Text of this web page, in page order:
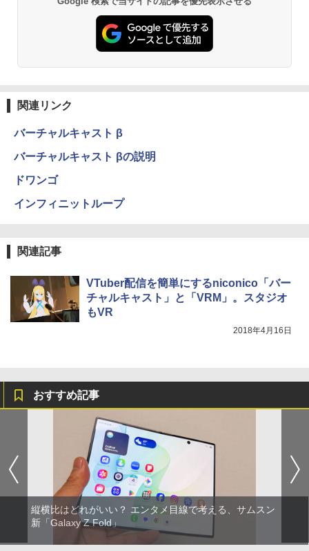
関連リンク
バーチャルキャスト β
バーチャルキャスト βの説明
ドワンゴ
インフィニットループ
関連記事
VTuber配信を簡単にするniconico「バー
チャルキャスト」と「VRM」。スタジオ
もVR
2018年4月16日
おすすめ記事
縦横比はどれがいい？ エンタメ目線で考える、サムスン
新「Galaxy Z Fold」